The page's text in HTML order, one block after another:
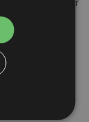
de
radiatoare,